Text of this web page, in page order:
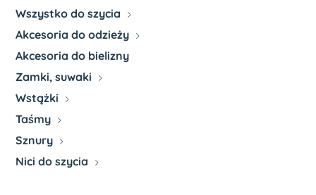
Wszystko do szycia
Akcesoria do odzieży
Akcesoria do bielizny
Zamki, suwaki
Wstążki
Taśmy
Sznury
Nici do szycia